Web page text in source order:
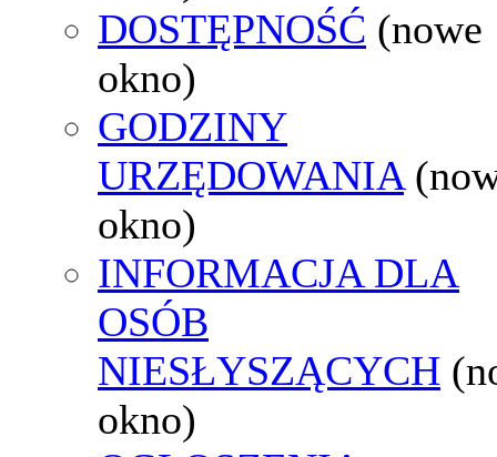
DOSTĘPNOŚĆ (nowe
okno)
GODZINY
URZĘDOWANIA
okno)
INFORMACJA DLA
OSÓB
NIESŁYSZĄCYCH
okno)